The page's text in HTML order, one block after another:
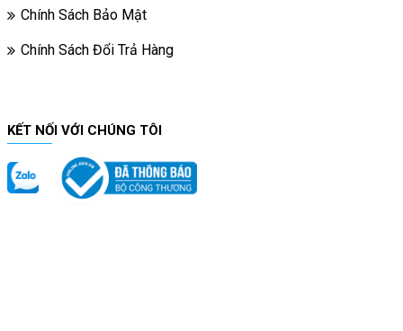
Chính Sách Bảo Mật
Chính Sách Đổi Trả Hàng
KẾT NỐI VỚI CHÚNG TÔI